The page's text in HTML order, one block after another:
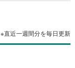
※直近一週間分を毎日更新